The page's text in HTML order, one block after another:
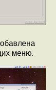
меню.